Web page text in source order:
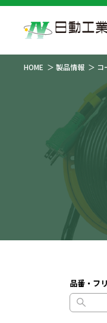
HOME 製品情報 コ
品番・フ